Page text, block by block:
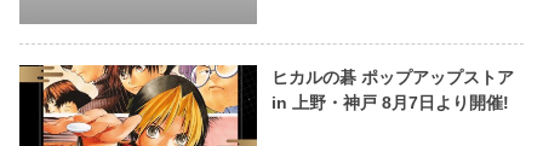
ヒカルの碁 ポップアップストア
in 上野・神戸 8月7日より開催!